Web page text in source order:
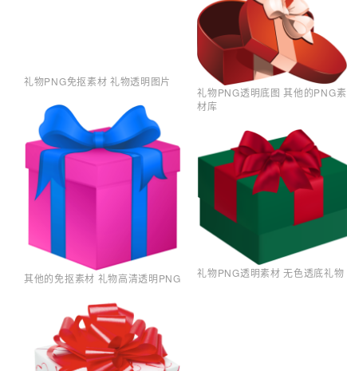
礼物PNG免抠素材 礼物透明图片
其他的免抠素材 礼物高清透明PNG
礼物PNG透明底图 其他的PNG素
材库
礼物PNG透明素材 无色透底礼物